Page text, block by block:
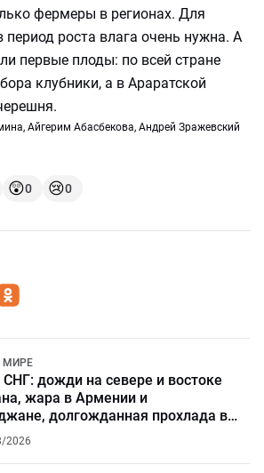
фермеры в регионах. Для
период роста влага очень нужна. А
первые плоды: по всей стране
клубники, а в Араратской
, Айгерим Абасбекова, Андрей Зражевский
😲0 😢0
МИРЕ
СНГ: дожди на севере и востоке
и
долгожданная прохлада в
2026